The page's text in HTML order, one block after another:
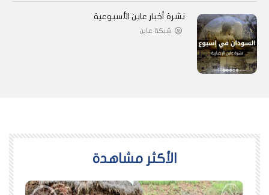
نشرة أخبار عاين الأسبوعية
شبكة عاين
اﻷكثر مشاهدة